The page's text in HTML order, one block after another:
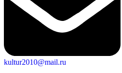
kultur2010@mail.ru